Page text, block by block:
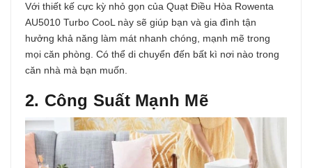
Với thiết kế cực kỳ nhỏ gọn của Quạt Điều Hòa Rowenta
AU5010 Turbo CooL này sẽ giúp bạn và gia đình tận
hưởng khả năng làm mát nhanh chóng, mạnh mẽ trong
mọi căn phòng. Có thể di chuyển đến bất kì nơi nào trong
căn nhà mà bạn muốn.
2. Công Suất Mạnh Mẽ